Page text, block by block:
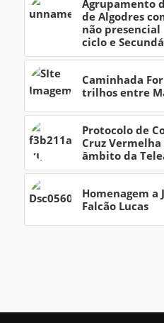
Agrupamento
de Algodres
não presencial
ciclo e
Caminhada
trilhos entre
Protocolo de
Cruz
âmbito da
Homenagem a
Falcão Lucas